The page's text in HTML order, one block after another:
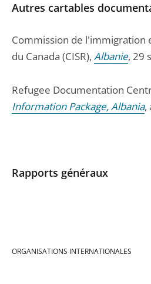
Autres cartables
Commission de l'immigration
du Canada (CISR), Albanie, 29
Refugee Documentation
Information Package, Albania,
Rapports généraux
ORGANISATIONS INTERNATIONALES